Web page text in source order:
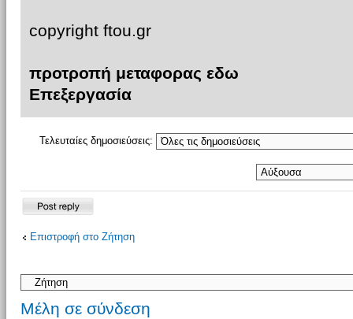
copyright ftou.gr
προτροπή μεταφορας εδω
Επεξεργασία
Τελευταίες δημοσιεύσεις:
Δημιουργία
απάντησης
Επιστροφή στο Ζήτηση
Μέλη σε σύνδεση